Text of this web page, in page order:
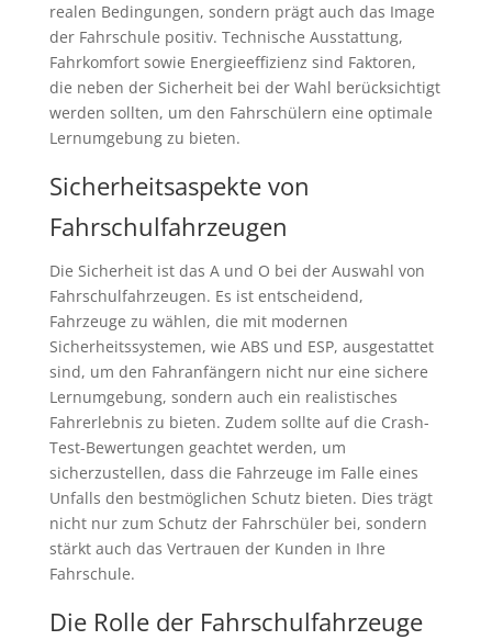
realen Bedingungen, sondern prägt auch das Image
der Fahrschule positiv. Technische Ausstattung,
Fahrkomfort sowie Energieeffizienz sind Faktoren,
die neben der Sicherheit bei der Wahl berücksichtigt
werden sollten, um den Fahrschülern eine optimale
Lernumgebung zu bieten.
Sicherheitsaspekte von
Fahrschulfahrzeugen
Die Sicherheit ist das A und O bei der Auswahl von
Fahrschulfahrzeugen. Es ist entscheidend,
Fahrzeuge zu wählen, die mit modernen
Sicherheitssystemen, wie ABS und ESP, ausgestattet
sind, um den Fahranfängern nicht nur eine sichere
Lernumgebung, sondern auch ein realistisches
Fahrerlebnis zu bieten. Zudem sollte auf die Crash-
Test-Bewertungen geachtet werden, um
sicherzustellen, dass die Fahrzeuge im Falle eines
Unfalls den bestmöglichen Schutz bieten. Dies trägt
nicht nur zum Schutz der Fahrschüler bei, sondern
stärkt auch das Vertrauen der Kunden in Ihre
Fahrschule.
Die Rolle der Fahrschulfahrzeuge